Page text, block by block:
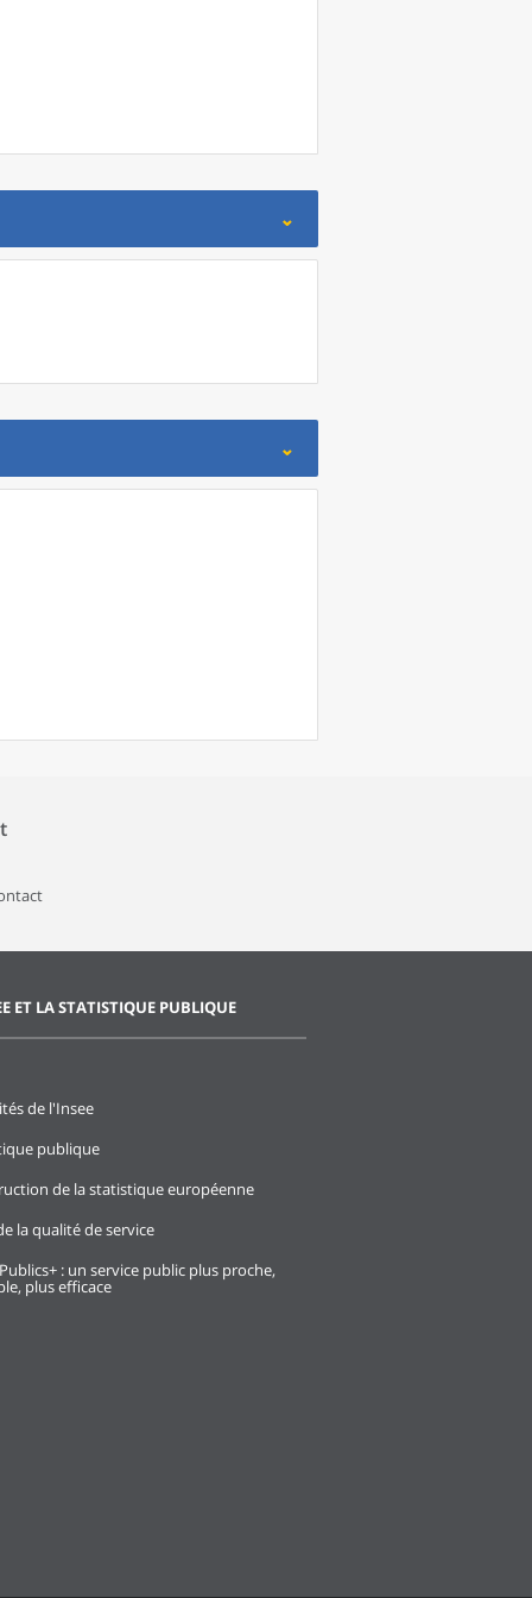
ET LA STATISTIQUE PUBLIQUE
de l'Insee
publique
de la statistique européenne
la qualité de service
: un service public plus proche,
plus efficace